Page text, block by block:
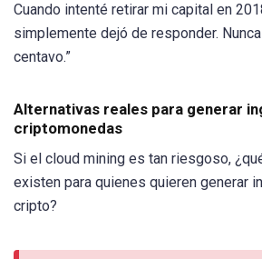
Cuando intenté retirar mi capital en
simplemente dejó de responder.
centavo.”
Alternativas reales para generar
criptomonedas
Si el cloud mining es tan riesgoso,
existen para quienes quieren generar
cripto?